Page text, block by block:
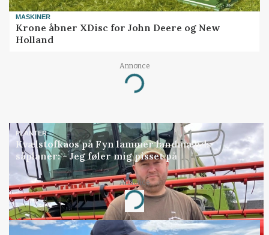
MASKINER
Krone åbner XDisc for John Deere og New
Holland
Annonce
Loading...
PLANTER
Kvælstofkaos på Fyn lammer landmænds
såplaner: - Jeg føler mig pisset på
Annonce
Loading...